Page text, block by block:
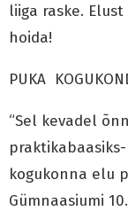
liiga raske.
hoida!
PUKA
“Sel kevadel
kogukonna elu
Gümnaasiumi